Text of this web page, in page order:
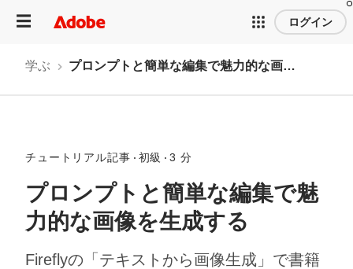
ログイン
学ぶ プロンプトと簡単な編集で魅力的な画像を生成する
チュートリアル記事 初級 3 分
プロンプトと簡単な編集で魅
力的な画像を生成する
Fireflyの「テキストから画像生成」で書籍